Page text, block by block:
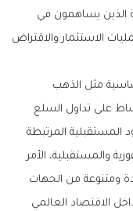
الذين يساهمون في
الاستثمار والاقتراض
مثل الذهب
على تداول السلع
المستقبلية المرتبطة
والمستقبلية، الأمر
ومتنوعة من الجهات
الاقتصاد العالمي